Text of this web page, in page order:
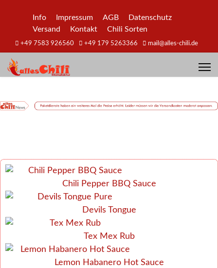
Info Impressum AGB
Datenschutz
Versand
Kontakt Chili Sorten
+49 7583 926560 +49 179 5263366 mail@alles-chili.de
Chili Pepper BBQ Sauce
Devils Tongue
Tex Mex Rub
Lemon Habanero Hot Sauce